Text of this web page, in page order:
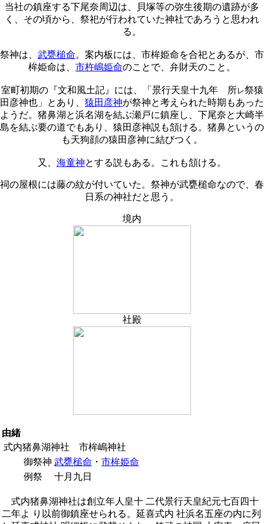
当社の鎮座する下尾奈周辺は、貝塚等の弥生後期の遺跡が多
く、その頃から、祭祀が行われていた神社であろうと思われ
る。
祭神は、 武甕槌命。案内板には、市桙姫命を合祀とあるが、市
桙姫命は、 市杵嶋姫命のことで、弁財天のこと。
室町初期の『文和風土記』には、「景行天皇十九年 所レ祭猿
田彦神也」とあり、 猿田彦神が祭神と考えられた時期もあった
ようだ。猪鼻湖と浜名湖を結ぶ瀬戸に鎮座し、下尾奈と大崎半
島を結ぶ要の道でもあり、猿田彦神説も頷ける。猪鼻というの
も天狗顔の猿田彦神に結びつく。
又、 海童神とする説もある。これも頷ける。
祠の屋根には藤の紋が付いていた。祭神が武甕槌命なので、春
日系の神社だと思う。
境内
社殿
由緒
式内猪鼻湖神社 市桙嶋神社
御祭神 武甕槌命 ・ 市桙姫命
例祭
十月九日
式内猪鼻湖神社は創立年人皇十 二代景行天皇紀元七百四十
二年よ り以前御鎮座せられる。延喜式内 社浜名五座の内に列